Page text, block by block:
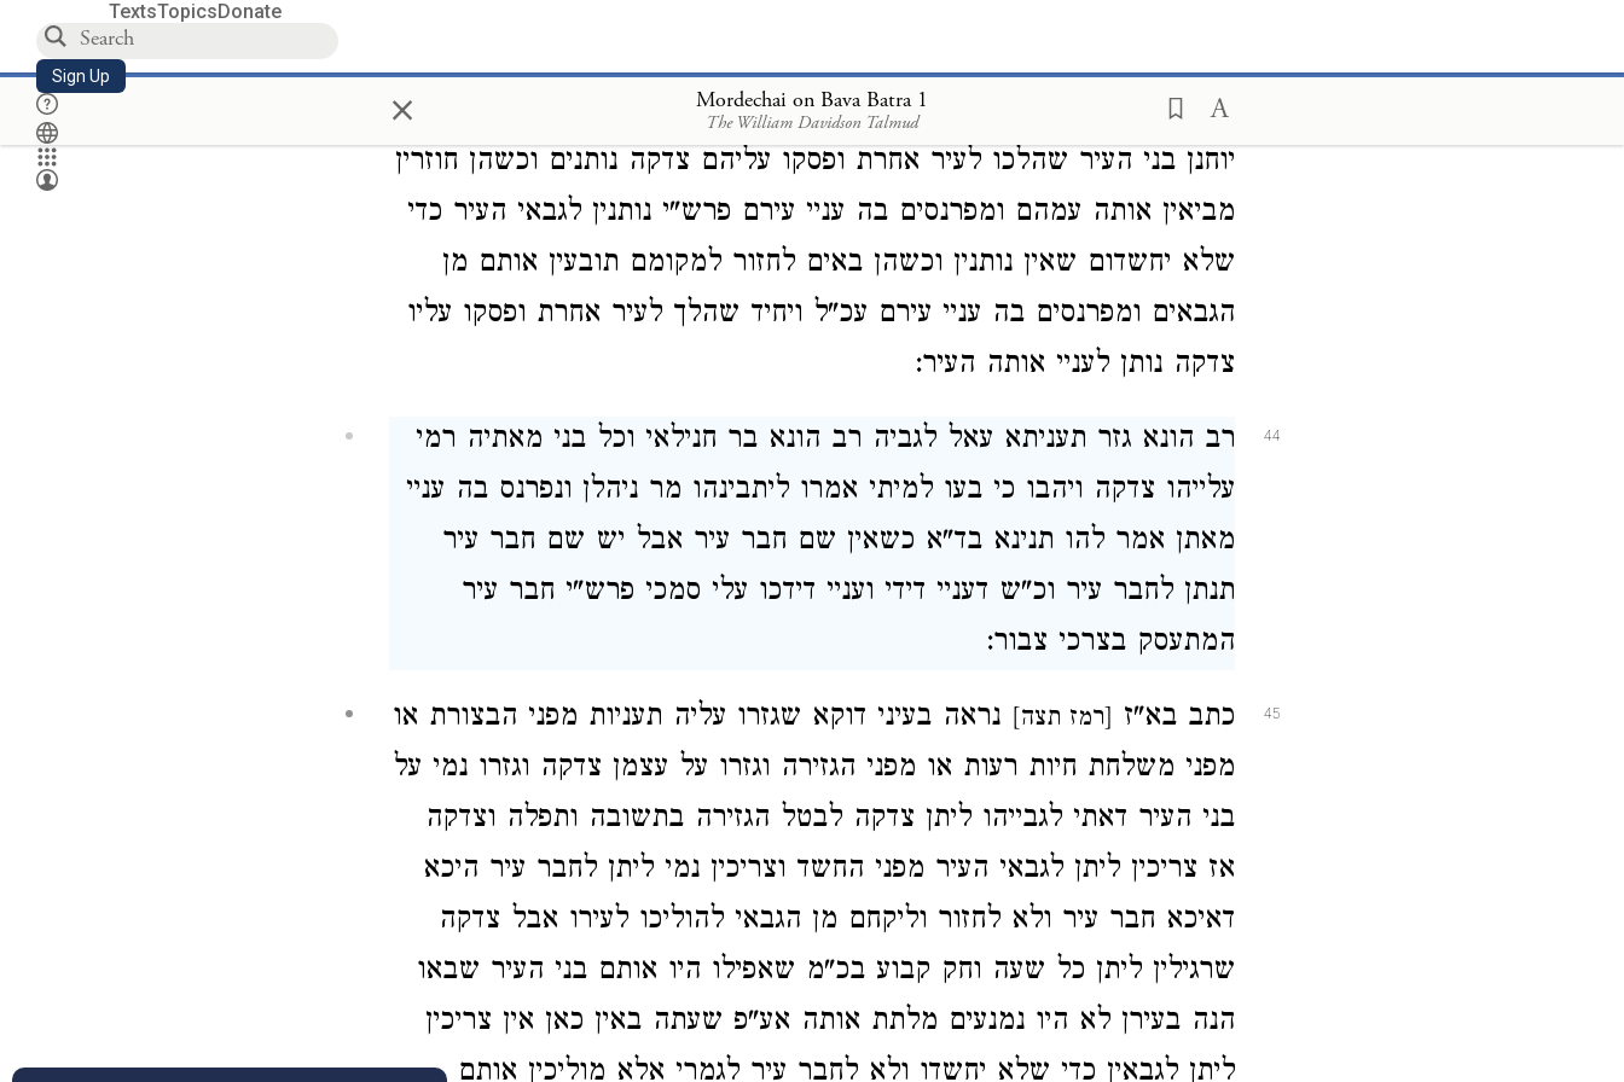
TextsTopicsDonate
Sign Up × Mordechai on Bava Batra 1
The William Davidson Talmud
עניים שהקרובים עניים זוכים בה הואיל והגבאי אינו חייב לפרנסם ועליו
מוטל עשה דוחי אחיך עמך הרי הם זוכים בהן.פ' בני העיר
א"ר בב"ח א"ר
יוחנן בני העיר שהלכו לעיר אחרת ופסקו עליהם צדקה נותנים וכשהן חוזרין
מביאין אותה עמהם ומפרנסים בה עניי עירם פרש"י נותנין לגבאי העיר כדי
שלא יחשדום שאין נותנין וכשהן באים לחזור למקומם תובעין אותם מן
הגבאים ומפרנסים בה עניי עירם עכ"ל ויחיד שהלך לעיר אחרת ופסקו עליו
צדקה נותן לעניי אותה העיר:
44
רב הונא גזר תעניתא עאל לגביה רב הונא בר חנילאי וכל בני מאתיה רמי
עלייהו צדקה ויהבו כי בעו למיתי אמרו ליתבינהו מר ניהלן ונפרנס בה עניי
מאתן אמר להו תנינא בד"א כשאין שם חבר עיר אבל יש שם חבר עיר
תנתן לחבר עיר וכ"ש דעניי דידי ועניי דידכו עלי סמכי פרש"י חבר עיר
המתעסק בצרכי צבור:
45 כתב בא"ז [רמז תצה] נראה בעיני דוקא שגזרו עליה תעניות מפני הבצורת או
מפני משלחת חיות רעות או מפני הגזירה וגזרו על עצמן צדקה וגזרו נמי על
בני העיר דאתי לגבייהו ליתן צדקה לבטל הגזירה בתשובה ותפלה וצדקה
אז צריכין ליתן לגבאי העיר מפני החשד וצריכין נמי ליתן לחבר עיר היכא
דאיכא חבר עיר ולא לחזור וליקחם מן הגבאי להוליכו לעירו אבל צדקה
שרגילין ליתן כל שעה וחק קבוע בכ"מ שאפילו היו אותם בני העיר שבאו
הנה בעירן לא היו נמנעים מלתת אותה אע"פ שעתה באין כאן אין צריכין